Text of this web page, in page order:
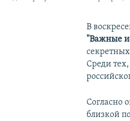
В
"Важные
Среди
Согласно
близкой